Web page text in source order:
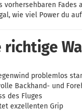
wie viel Power du
richtige
problemlos
Backhand- und
des Fluges
exzellenten Grip